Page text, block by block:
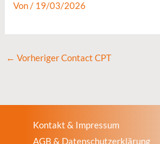
Von/ 19/03/2026
← Vorheriger Contact CPT
Kontakt & Impressum
AGB & Datenschutzerklärung